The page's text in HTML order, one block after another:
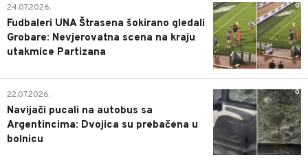
0
24.07.2026.
Fudbaleri UNA Štrasena šokirano gledali
Grobare: Nevjerovatna scena na kraju
utakmice Partizana
0
22.07.2026.
Navijači pucali na autobus sa
Argentincima: Dvojica su prebačena u
bolnicu